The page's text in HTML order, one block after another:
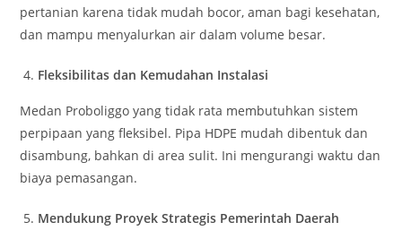
pertanian karena tidak mudah bocor, aman bagi kesehatan,
dan mampu menyalurkan air dalam volume besar.
Fleksibilitas dan Kemudahan Instalasi
Medan Proboliggo yang tidak rata membutuhkan sistem
perpipaan yang fleksibel. Pipa HDPE mudah dibentuk dan
disambung, bahkan di area sulit. Ini mengurangi waktu dan
biaya pemasangan.
Mendukung Proyek Strategis Pemerintah Daerah